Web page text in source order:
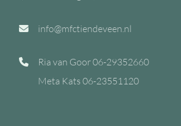
info@mfctiendeveen.nl
Ria van Goor06-29352660
Meta Kats 06-23551120